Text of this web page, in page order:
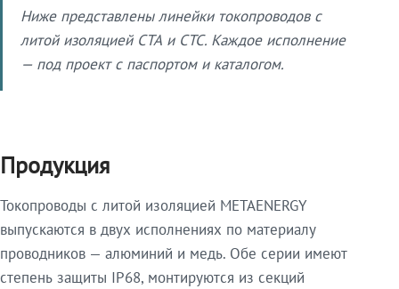
Ниже представлены линейки токопроводов с
литой изоляцией СТА и СТС. Каждое исполнение
— под проект с паспортом и каталогом.
Продукция
Токопроводы с литой изоляцией METAENERGY
выпускаются в двух исполнениях по материалу
проводников — алюминий и медь. Обе серии имеют
степень защиты IP68, монтируются из секций